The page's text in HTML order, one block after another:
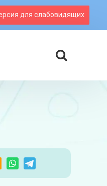
для слабовидящих